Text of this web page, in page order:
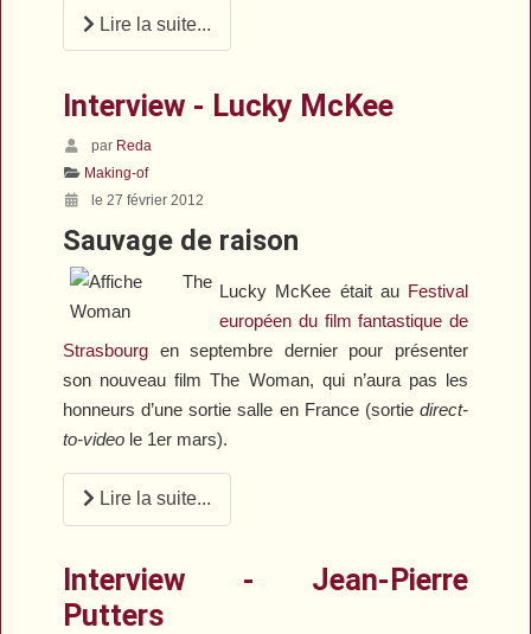
Lire la suite...
Interview - Lucky McKee
par Reda
Making-of
le 27 février 2012
Sauvage de raison
Lucky McKee était au Festival
européen du film fantastique de
Strasbourg en septembre dernier pour présenter
son nouveau filmThe Woman, qui n’aura pas les
honneurs d’une sortie salle en France (sortie direct-
to-video le 1er mars).
Lire la suite...
Interview - Jean-Pierre
Putters